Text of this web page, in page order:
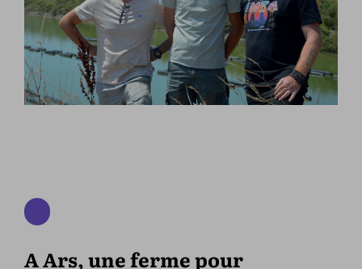
A Ars, une ferme pour